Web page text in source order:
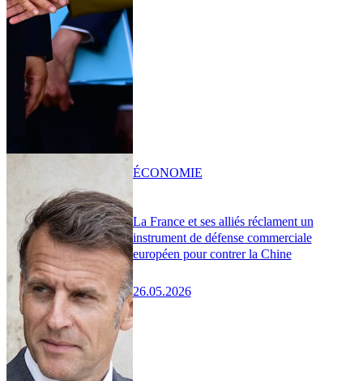
La France et ses alliés réclament un
instrument de défense commerciale
européen pour contrer la Chine
26.05.2026
ÉCONOMIE